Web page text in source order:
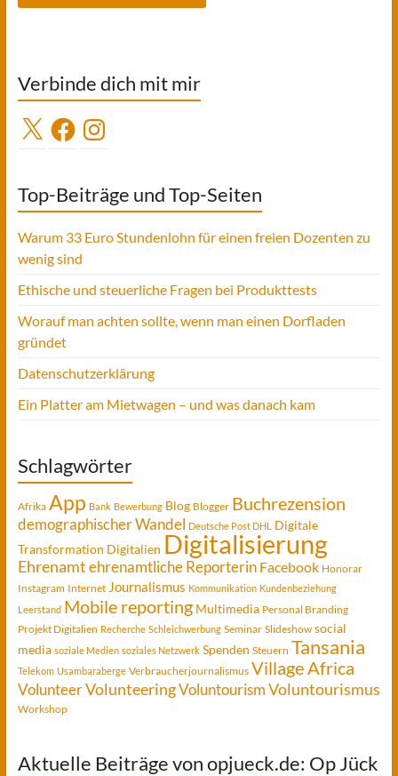
Verbinde dich mit mir
X FacebookInstagram
Top-Beiträge und Top-Seiten
Warum 33 Euro Stundenlohn für einen freien Dozenten zu
wenig sind
Ethische und steuerliche Fragen bei Produkttests
Worauf man achten sollte, wenn man einen Dorfladen
gründet
Datenschutzerklärung
Ein Platter am Mietwagen – und was danach kam
Schlagwörter
Afrika App Bank Bewerbung Blog Blogger Buchrezension
demographischer Wandel Deutsche Post DHL
Digitale
Transformation Digitalien Digitalisierung
Ehrenamtehrenamtliche Reporterin Facebook Honorar
Instagram Internet Journalismus Kommunikation Kundenbeziehung
Leerstand Mobile reporting Multimedia Personal Branding
Projekt Digitalien Recherche Schleichwerbung Seminar Slideshow social
media soziale Medien soziales Netzwerk Spenden Steuern Tansania
Telekom Usambaraberge Verbraucherjournalismus Village Africa
VolunteerVolunteeringVoluntourismVoluntourismus
Workshop
Aktuelle Beiträge von opjueck.de: Op Jück